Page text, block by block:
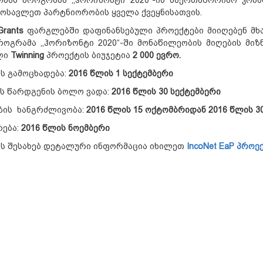
პარტნიორობის ყველა ქვეყნისათვის.
ფარგლებში დაფინანსებული პროექტები მიიღებენ
,,ჰორიზონტი 2020“-ში მონაწილეობის მიღების
Twinning პროექტის ბიუჯეტია 2 000 ევრო.
გამოცხადება: 2016 წლის 1 სექტემბერი
წარდგენის ბოლო ვადა: 2016 წლის 30 სექტემბერი
ხანგრძლივობა: 2016 წლის 15 ოქტომბრიდან 2016 წლის
2016 წლის ნოემბერი
შესახებ დეტალური ინფორმაცია იხილეთ IncoNet EaP